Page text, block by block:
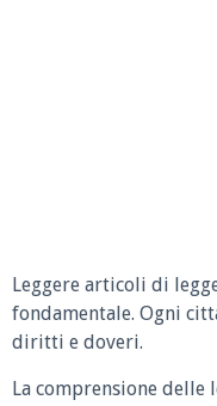
Leggere articoli di
fondamentale. Ogni
diritti e doveri.
La comprensione